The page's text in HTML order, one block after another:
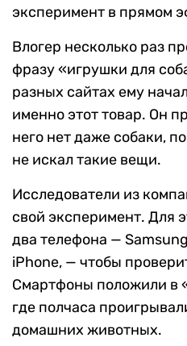
эксперимент в прямом
Влогер несколько раз
фразу «игрушки для
разных сайтах ему
именно этот товар. Он
него нет даже собаки,
не искал такие вещи.
Исследователи из
свой эксперимент. Для
два телефона —
iPhone, — чтобы
Смартфоны положили в
где полчаса
домашних животных.